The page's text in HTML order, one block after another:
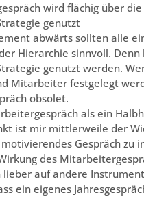
wird flächig über
genutzt
abwärts sollten alle
Hierarchie sinnvoll.
genutzt werden.
Mitarbeiter festgelegt
obsolet.
als ein
ist mir mittlerweile der
Gespräch zu
des
lieber auf andere
ein eigenes